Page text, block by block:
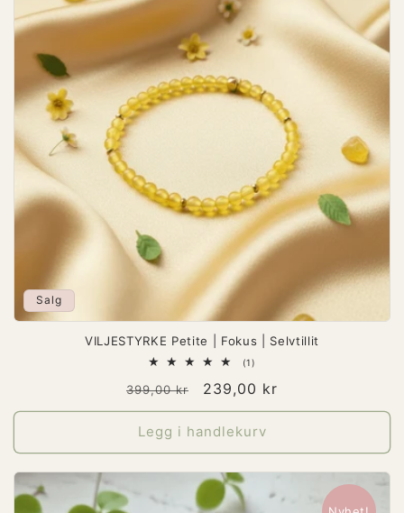
Salg
VILJESTYRKE Petite | Fokus | Selvtillit
(1)
omtaler
Vanlig
pris
399,00 kr Salgspris
239,00 kr
Legg i handlekurv